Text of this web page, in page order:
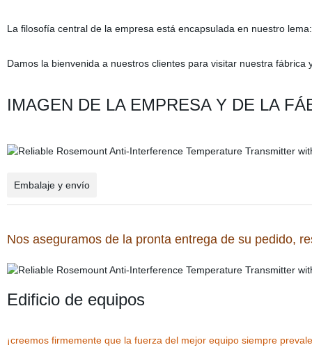
La filosofía central de la empresa está encapsulada en nuestro
Damos la bienvenida a nuestros clientes para visitar nuestra fábrica
IMAGEN DE LA EMPRESA Y DE LA
Embalaje y envío
Nos aseguramos de la pronta entrega de su pedido,
Edificio de equipos
¡creemos firmemente que la fuerza del mejor equipo siempre